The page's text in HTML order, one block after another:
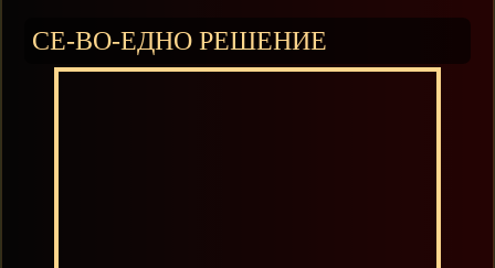
СЕ-ВО-ЕДНО РЕШЕНИЕ